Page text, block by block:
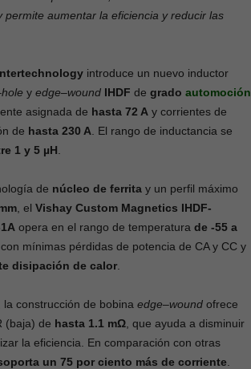
permite aumentar la eficiencia y reducir las
introduce un nuevo inductor
hole y edge–wound IHDF de grado automoción
asignada de hasta 72 A y corrientes de
de hasta 230 A . El rango de inductancia se
1 y 5 µH
de núcleo de ferrita y un perfil máximo
, el Vishay Custom Magnetics IHDF-
opera en el rango de temperatura de -55 a
con mínimas pérdidas de potencia de CA y CC y
disipación de calor
la construcción de bobina edge–wound ofrece
(baja) de hasta 1.1 mΩ , que ayuda a disminuir
la eficiencia. En comparación con otras
un 75 por ciento más de corriente